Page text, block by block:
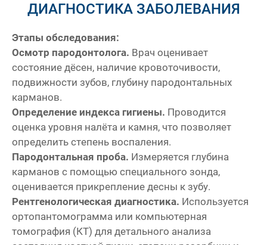
ДИАГНОСТИКА ЗАБОЛЕВАНИЯ
Этапы обследования:
Осмотр пародонтолога. Врач оценивает
состояние дёсен, наличие кровоточивости,
подвижности зубов, глубину пародонтальных
карманов.
Определение индекса гигиены. Проводится
оценка уровня налёта и камня, что позволяет
определить степень воспаления.
Пародонтальная проба. Измеряется глубина
карманов с помощью специального зонда,
оценивается прикрепление десны к зубу.
Рентгенологическая диагностика. Используется
ортопантомограмма или компьютерная
томография (КТ) для детального анализа